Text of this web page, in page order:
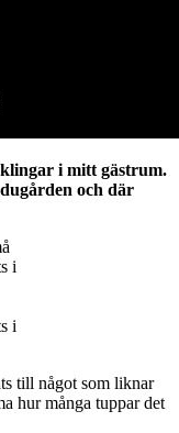
i mitt gästrum.
och där
i
till något som liknar
hur många tuppar det